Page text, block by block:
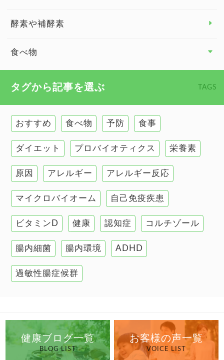
臓器と健康 トップ
慢性疲労
甲状腺
肌
肝臓の健康
腸の健康
自己免疫疾患
高血圧
酵素や補酵素
食べ物
タグから記事を選ぶ TAGS
おすすめ 食べ物 予防 食事
ダイエット プロバイオティクス 栄養素
原因 アレルギー アレルギー反応
マイクロバイオーム 自己免疫疾患
ビタミンD 健康 認知症 コルチゾール
腸内細菌 腸内環境 ADHD
過敏性腸症候群
健康ブログ一覧
BLOG LIST
お客様の声一覧
VOICE LIST